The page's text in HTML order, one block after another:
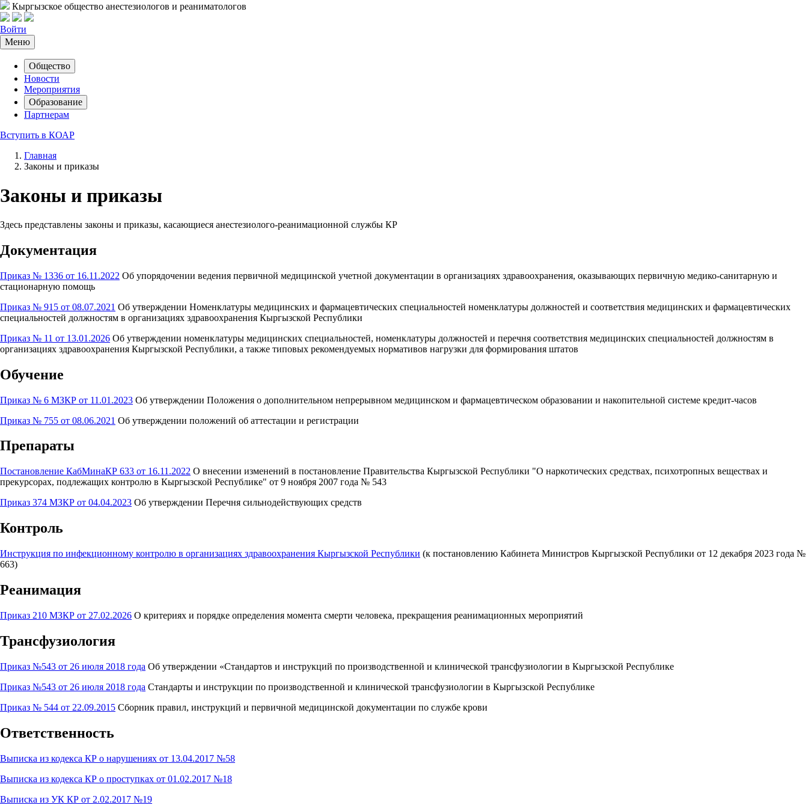
Кыргызское общество анестезиологов и реаниматологов
Войти
Меню
Общество
Новости
Мероприятия
Образование
Партнерам
Вступить в КОАР
Главная
Законы и приказы
Законы и приказы
Здесь представлены законы и приказы, касающиеся анестезиолого-реанимационной службы КР
Документация
Приказ № 1336 от 16.11.2022 Об упорядочении ведения первичной медицинской учетной документации в организациях здравоохранения, оказывающих первичную медико-санитарную и
стационарную помощь
Приказ № 915 от 08.07.2021 Об утверждении Номенклатуры медицинских и фармацевтических специальностей номенклатуры должностей и соответствия медицинских и фармацевтических
специальностей должностям в организациях здравоохранения Кыргызской Республики
Приказ № 11 от 13.01.2026 Об утверждении номенклатуры медицинских специальностей, номенклатуры должностей и перечня соответствия медицинских специальностей должностям в
организациях здравоохранения Кыргызской Республики, а также типовых рекомендуемых нормативов нагрузки для формирования штатов
Обучение
Приказ № 6 МЗКР от 11.01.2023 Об утверждении Положения о дополнительном непрерывном медицинском и фармацевтическом образовании и накопительной системе кредит-часов
Приказ № 755 от 08.06.2021 Об утверждении положений об аттестации и регистрации
Препараты
Постановление КабМинаКР 633 от 16.11.2022 О внесении изменений в постановление Правительства Кыргызской Республики "О наркотических средствах, психотропных веществах и
прекурсорах, подлежащих контролю в Кыргызской Республике" от 9 ноября 2007 года № 543
Приказ 374 МЗКР от 04.04.2023 Об утверждении Перечня сильнодействующих средств
Контроль
Инструкция по инфекционному контролю в организациях здравоохранения Кыргызской Республики (к постановлению Кабинета Министров Кыргызской Республики от 12 декабря 2023 года №
663)
Реанимация
Приказ 210 МЗКР от 27.02.2026 О критериях и порядке определения момента смерти человека, прекращения реанимационных мероприятий
Трансфузиология
Приказ №543 от 26 июля 2018 года Об утверждении «Стандартов и инструкций по производственной и клинической трансфузиологии в Кыргызской Республике
Приказ №543 от 26 июля 2018 года Стандарты и инструкции по производственной и клинической трансфузиологии в Кыргызской Республике
Приказ № 544 от 22.09.2015 Сборник правил, инструкций и первичной медицинской документации по службе крови
Ответственность
Выписка из кодекса КР о нарушениях от 13.04.2017 №58
Выписка из кодекса КР о проступках от 01.02.2017 №18
Выписка из УК КР от 2.02.2017 №19